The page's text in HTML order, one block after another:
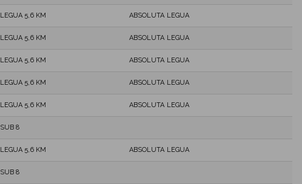
LEGUA 5,6 KM ABSOLUTA LEGUA
LEGUA 5,6 KM ABSOLUTA LEGUA
LEGUA 5,6 KM ABSOLUTA LEGUA
LEGUA 5,6 KM ABSOLUTA LEGUA
LEGUA 5,6 KM ABSOLUTA LEGUA
SUB 8
LEGUA 5,6 KM ABSOLUTA LEGUA
SUB 8